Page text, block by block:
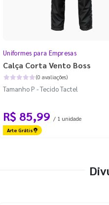
Uniformes para Empresas
Calça Corta Vento Boss
(0 avaliações)
Tamanho P - Tecido Tactel
R$ 85,99 / 1 unidade
Arte Grátis